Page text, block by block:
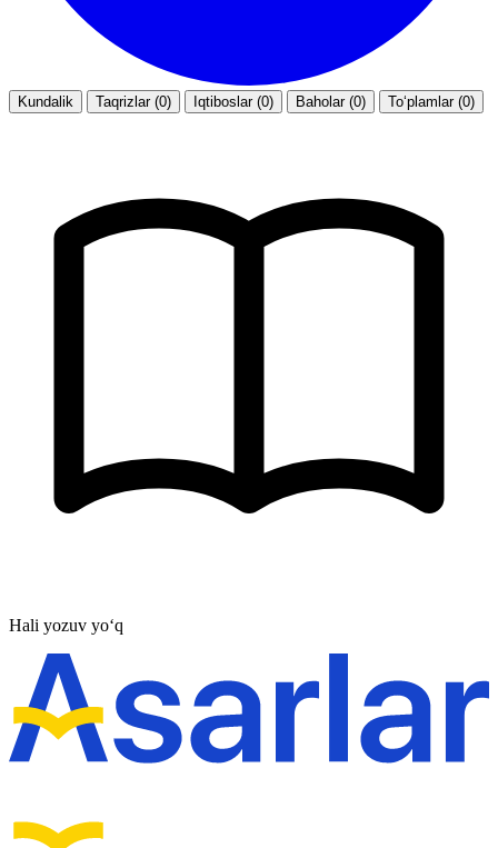
Kundalik Taqrizlar (0) Iqtiboslar (0) Baholar (0) To‘plamlar (0)
Hali yozuv yo‘q